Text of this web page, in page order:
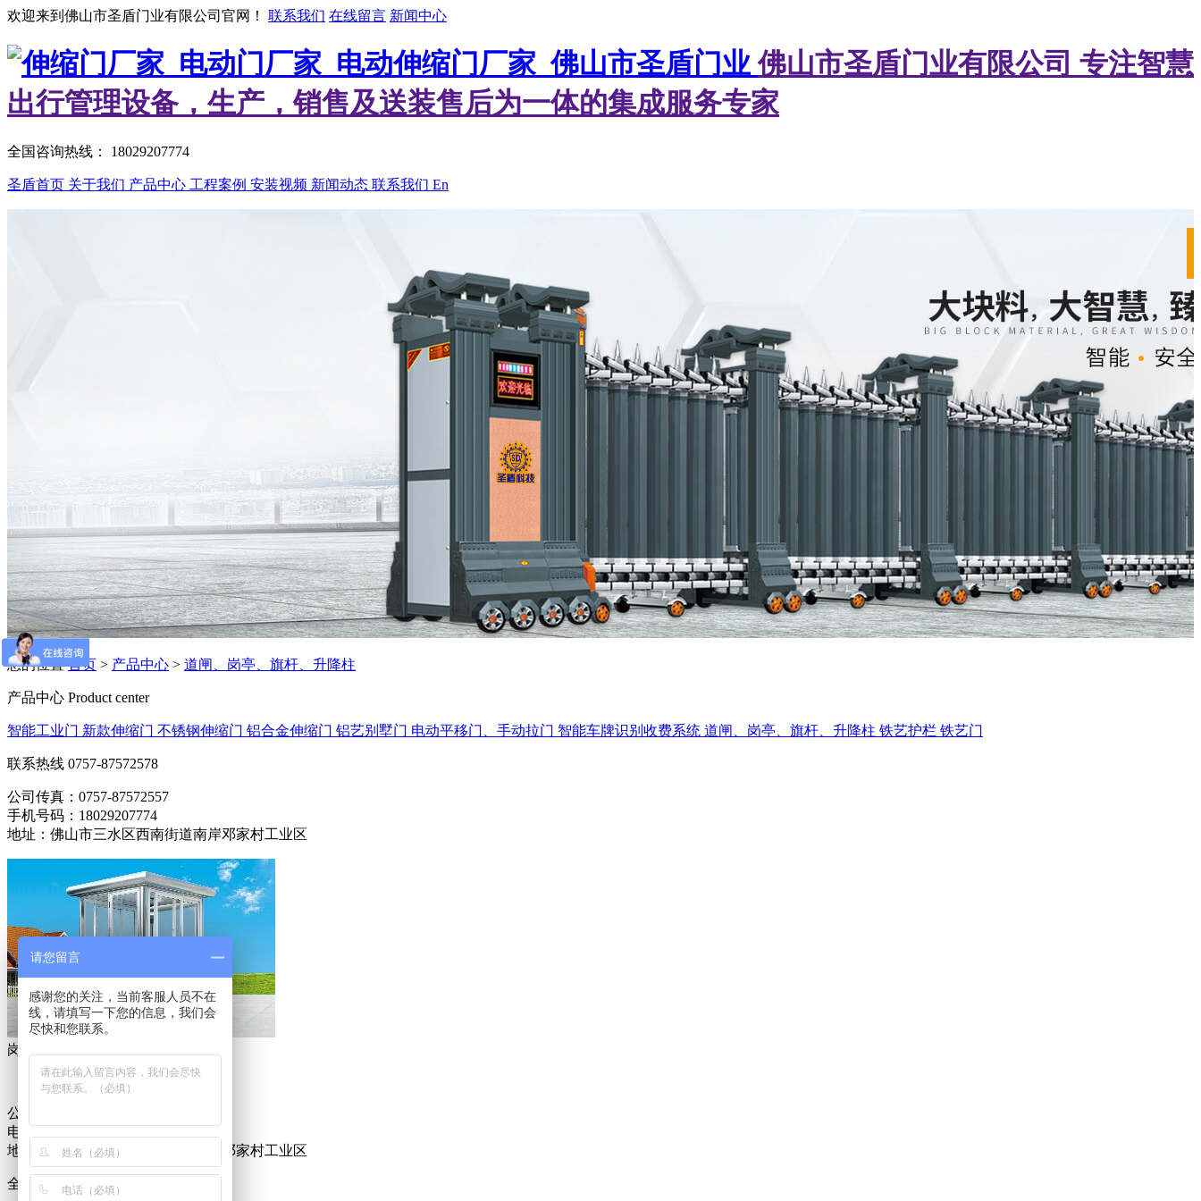
欢迎来到佛山市圣盾门业有限公司官网！ 联系我们 在线留言 新闻中心
佛山市圣盾门业有限公司 专注智慧
出行管理设备，生产，销售及送装售后为一体的集成服务专家
全国咨询热线： 18029207774
圣盾首页 关于我们 产品中心 工程案例 安装视频 新闻动态 联系我们 En
您的位置 首页 > 产品中心 > 道闸、岗亭、旗杆、升降柱
产品中心 Product center
智能工业门 新款伸缩门 不锈钢伸缩门 铝合金伸缩门 铝艺别墅门 电动平移门、手动拉门 智能车牌识别收费系统 道闸、岗亭、旗杆、升降柱 铁艺护栏 铁艺门
联系热线 0757-87572578
公司传真：0757-87572557
手机号码：18029207774
地址：佛山市三水区西南街道南岸邓家村工业区
岗亭
公司电话：0757-87572578
电子邮箱：2483999500@qq.com
地址：佛山市三水区西南街道南岸邓家村工业区
全国服务热线 18029207774
请您留言
感谢您的关注，当前客服人员不在
线，请填写一下您的信息，我们会
尽快和您联系。